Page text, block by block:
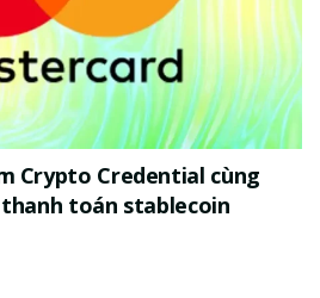
Crypto Credential cùng
toán stablecoin